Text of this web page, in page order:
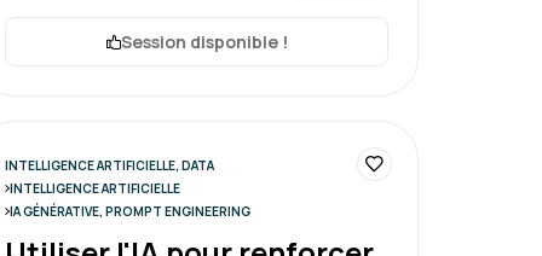
des identifiants à la fin de la
auprès de ma hiérarchie pour les
Session disponible !
INTELLIGENCE ARTIFICIELLE, DATA
INTELLIGENCE ARTIFICIELLE
IA GÉNÉRATIVE, PROMPT ENGINEERING